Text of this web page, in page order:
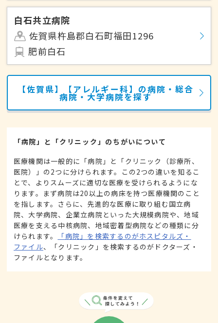
白石共立病院
佐賀県杵島郡白石町福田1296
肥前白石
【佐賀県】【アレルギー科】の病院・総合
病院・大学病院を探す
「病院」と「クリニック」のちがいについて
医療機関は一般的に「病院」と「クリニック（診療所、
医院）」の2つに分けられます。この2つの違いを知るこ
とで、よりスムーズに適切な医療を受けられるようにな
ります。まず病院は20以上の病床を持つ医療機関のこと
を指します。さらに、先進的な医療に取り組む国立病
院、大学病院、企業立病院といった大規模病院や、地域
医療を支える中核病院、地域密着型病院などの種類に分
けられます。
「病院」を検索するのがホスピタルズ・
ファイル、「クリニック」を検索するのがドクターズ・
ファイルとなります。